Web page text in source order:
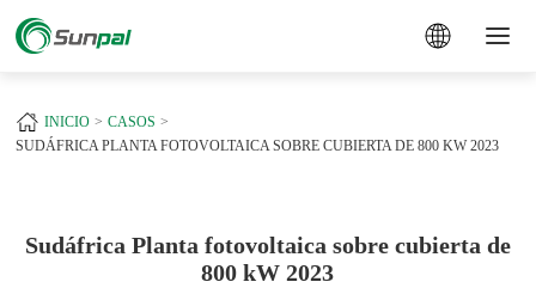
INICIO
CASOS
SUDÁFRICA PLANTA FOTOVOLTAICA SOBRE CUBIERTA DE 800 KW 2023
Sudáfrica Planta fotovoltaica sobre cubierta de
800 kW 2023